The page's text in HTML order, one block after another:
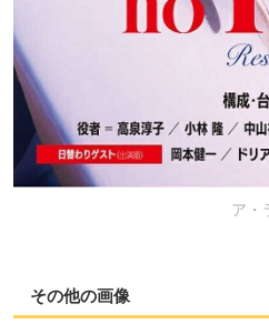
ア・
その他の画像